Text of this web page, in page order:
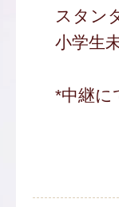
スタン
小学生
*中継に